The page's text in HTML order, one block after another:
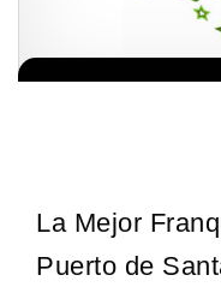
La Mejor
Puerto de